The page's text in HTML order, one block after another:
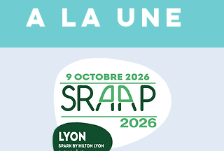
A LA UNE